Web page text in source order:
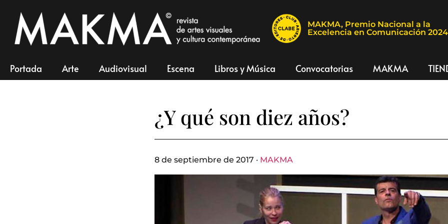
MAKMA, Premio Nacional a la
Excelencia en Comunicación 2024
Portada Arte Audiovisual Escena Libros y Música Convocatorias MAKMA
¿Y qué son diez años?
8 de septiembre de 2017 · MAKMA